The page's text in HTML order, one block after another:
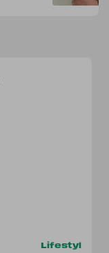
Lifestyle